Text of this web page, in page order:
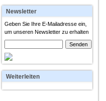
Newsletter
Geben Sie Ihre E-Mailadresse ein,
um unseren Newsletter zu erhalten
Weiterleiten